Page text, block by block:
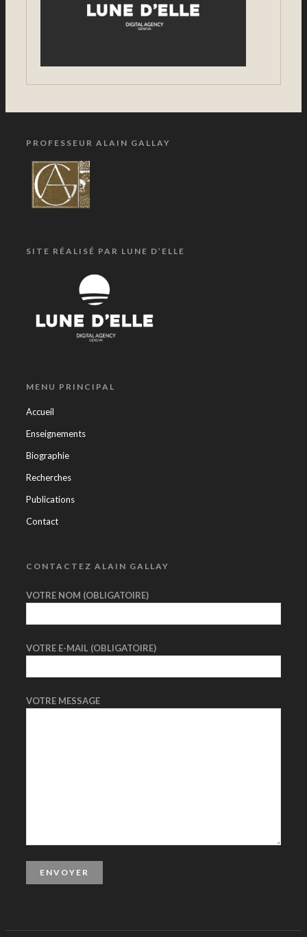
PROFESSEUR ALAIN GALLAY
SITE RÉALISÉ PAR LUNE D’ELLE
MENU PRINCIPAL
Accueil
Enseignements
Biographie
Recherches
Publications
Contact
CONTACTEZ ALAIN GALLAY
VOTRE NOM (OBLIGATOIRE)
VOTRE E-MAIL (OBLIGATOIRE)
VOTRE MESSAGE